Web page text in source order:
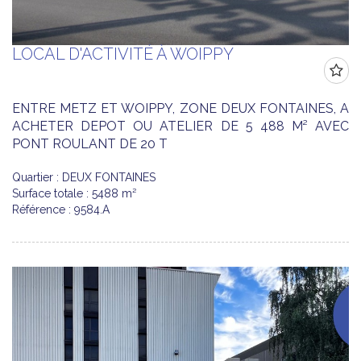
LOCAL D'ACTIVITÉ À WOIPPY
ENTRE METZ ET WOIPPY, ZONE DEUX FONTAINES, A
ACHETER DEPOT OU ATELIER DE 5 488 M² AVEC
PONT ROULANT DE 20 T
Quartier : DEUX FONTAINES
Surface totale : 5488 m²
Référence : 9584.A